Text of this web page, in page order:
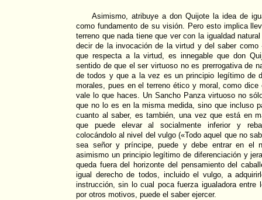
Asimismo, atribuye a don Quijote la idea de
como fundamento de su visión. Pero esto implica
terreno que nada tiene que ver con la igualdad
decir de la invocación de la virtud y del saber como
que respecta a la virtud, es innegable que don
sentido de que el ser virtuoso no es prerrogativa de
de todos y que a la vez es un principio legítimo de
morales, pues en el terreno ético y moral, como
vale lo que haces. Un Sancho Panza virtuoso no
que no lo es en la misma medida, sino que incluso
cuanto al saber, es también, una vez que está en
que puede elevar al socialmente inferior y
colocándolo al nivel del vulgo («Todo aquel que no
sea señor y príncipe, puede y debe entrar en el
asimismo un principio legítimo de diferenciación y
queda fuera del horizonte del pensamiento del
igual derecho de todos, incluido el vulgo, a
instrucción, sin lo cual poca fuerza igualadora entre
por otros motivos, puede el saber ejercer.